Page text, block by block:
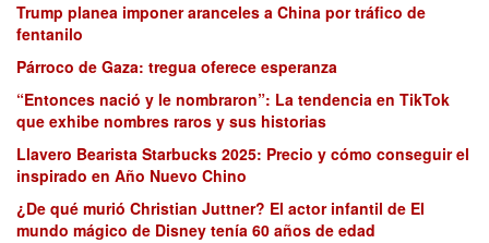
Trump planea imponer aranceles a China por tráfico de
fentanilo
Párroco de Gaza: tregua oferece esperanza
“Entonces nació y le nombraron”: La tendencia en TikTok
que exhibe nombres raros y sus historias
Llavero Bearista Starbucks 2025: Precio y cómo conseguir el
inspirado en Año Nuevo Chino
¿De qué murió Christian Juttner? El actor infantil de El
mundo mágico de Disney tenía 60 años de edad